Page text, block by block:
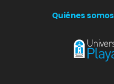
Quiénes somos